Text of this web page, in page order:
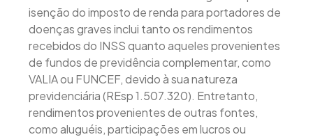
isenção do imposto de renda para portadores de
doenças graves inclui tanto os rendimentos
recebidos do INSS quanto aqueles provenientes
de fundos de previdência complementar, como
VALIA ou FUNCEF, devido à sua natureza
previdenciária (REsp 1.507.320). Entretanto,
rendimentos provenientes de outras fontes,
como aluguéis, participações em lucros ou